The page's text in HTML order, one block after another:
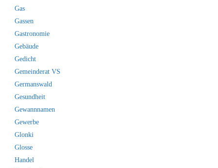
Gas
Gassen
Gastronomie
Gebäude
Gedicht
Gemeinderat VS
Germanswald
Gesundheit
Gewannnamen
Gewerbe
Glonki
Glosse
Handel